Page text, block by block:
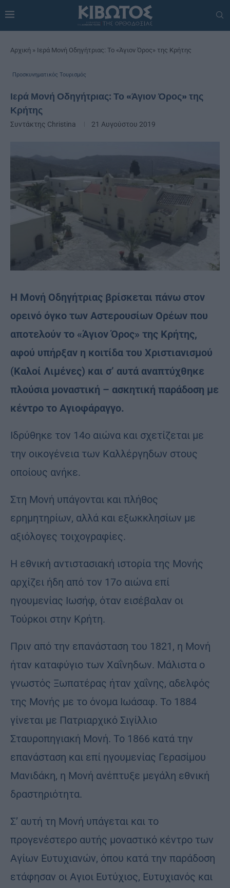
Αρχική » Ιερά Μονή Οδηγήτριας: Το «Άγιον Όρος» της Κρήτης
Προσκυνηματικός Τουρισμός
Ιερά Μονή Οδηγήτριας: Το «Άγιον Όρος» της
Κρήτης
Συντάκτης Christina 21 Αυγούστου 2019
Η Μονή Οδηγήτριας βρίσκεται πάνω στον
ορεινό όγκο των Αστερουσίων Ορέων που
αποτελούν το «Άγιον Όρος» της Κρήτης,
αφού υπήρξαν η κοιτίδα του Χριστιανισμού
(Καλοί Λιμένες) και σ’ αυτά αναπτύχθηκε
πλούσια μοναστική – ασκητική παράδοση με
κέντρο το Αγιοφάραγγο.
Ιδρύθηκε τον 14ο αιώνα και σχετίζεται με
την οικογένεια των Καλλέργηδων στους
οποίους ανήκε.
Στη Μονή υπάγονται και πλήθος
ερημητηρίων, αλλά και εξωκκλησίων με
αξιόλογες τοιχογραφίες.
Η εθνική αντιστασιακή ιστορία της Μονής
αρχίζει ήδη από τον 17ο αιώνα επί
ηγουμενίας Ιωσήφ, όταν εισέβαλαν οι
Τούρκοι στην Κρήτη.
Πριν από την επανάσταση του 1821, η Μονή
ήταν καταφύγιο των Χαΐνηδων. Μάλιστα ο
γνωστός Ξωπατέρας ήταν χαΐνης, αδελφός
της Μονής με το όνομα Ιωάσαφ. Το 1884
γίνεται με Πατριαρχικό Σιγίλλιο
Σταυροπηγιακή Μονή. Το 1866 κατά την
επανάσταση και επί ηγουμενίας Γερασίμου
Μανιδάκη, η Μονή ανέπτυξε μεγάλη εθνική
δραστηριότητα.
Σ’ αυτή τη Μονή υπάγεται και το
προγενέστερο αυτής μοναστικό κέντρο των
Αγίων Ευτυχιανών, όπου κατά την παράδοση
ετάφησαν οι Αγιοι Ευτύχιος, Ευτυχιανός και